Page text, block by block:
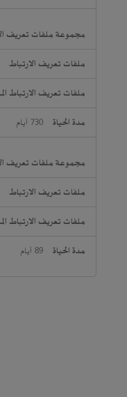
730 أيام
89 أيام